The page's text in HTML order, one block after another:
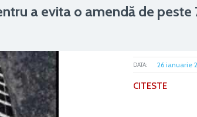
a evita o amendă de peste
DATA: 26 ianuarie
CITESTE